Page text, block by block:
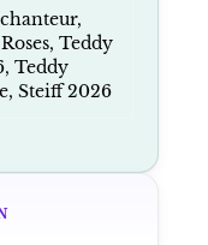
Teddy
Teddy
Steiff 2026